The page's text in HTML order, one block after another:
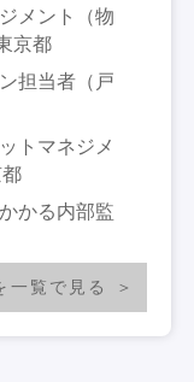
メント（物
京都
担当者（戸
トマネジメ
かる内部監
一覧で見る